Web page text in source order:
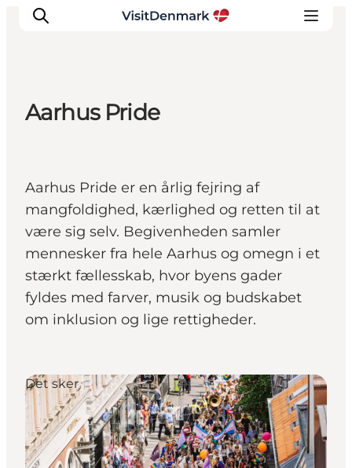
Aktiviteter
Overnatting
Planlegg reisen
Aarhus Pride
Aarhus Pride er en årlig fejring af
mangfoldighed, kærlighed og retten til at
være sig selv. Begivenheden samler
mennesker fra hele Aarhus og omegn i et
stærkt fællesskab, hvor byens gader
fyldes med farver, musik og budskabet
om inklusion og lige rettigheder.
Det sker